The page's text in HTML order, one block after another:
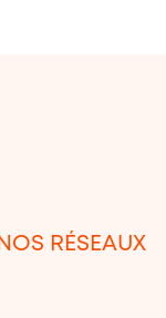
RÉSEAUX